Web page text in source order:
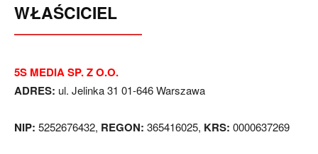
WŁAŚCICIEL
5S MEDIA SP. Z O.O.
ADRES: ul. Jelinka 31 01-646 Warszawa
NIP: 5252676432, REGON: 365416025, KRS: 0000637269